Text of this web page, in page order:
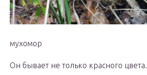
мухомор
Он бывает не только красного цвета.